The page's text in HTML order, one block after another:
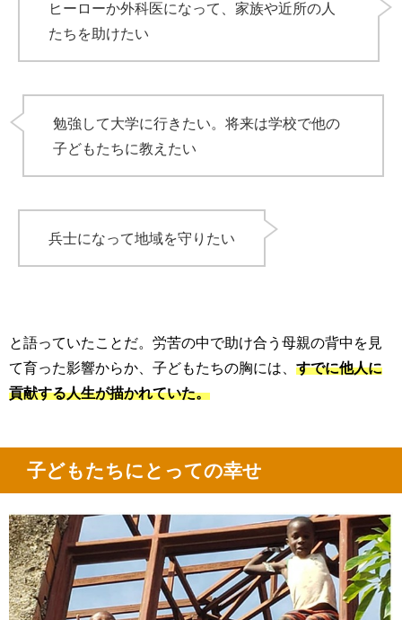
ヒーローか外科医になって、家族や近所の人
たちを助けたい
勉強して大学に行きたい。将来は学校で他の
子どもたちに教えたい
兵士になって地域を守りたい
と語っていたことだ。労苦の中で助け合う母親の背中を見
て育った影響からか、子どもたちの胸には、 すでに他人に
貢献する人生が描かれていた。
子どもたちにとっての幸せ